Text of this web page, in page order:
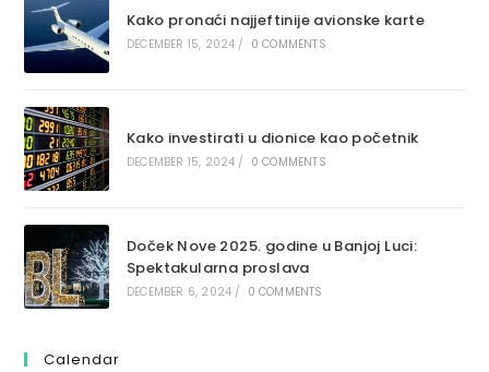
Kako pronaći najjeftinije avionske karte
DECEMBER 15, 2024 / 0 COMMENTS
Kako investirati u dionice kao početnik
DECEMBER 15, 2024 / 0 COMMENTS
Doček Nove 2025. godine u Banjoj Luci:
Spektakularna proslava
DECEMBER 6, 2024 / 0 COMMENTS
Calendar